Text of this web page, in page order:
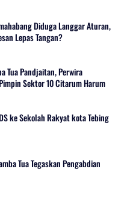
Diduga Langgar Aturan,
Lepas Tangan?
Tua Pandjaitan, Perwira
Sektor 10 Citarum Harum
ke Sekolah Rakyat kota Tebing
Tua Tegaskan Pengabdian